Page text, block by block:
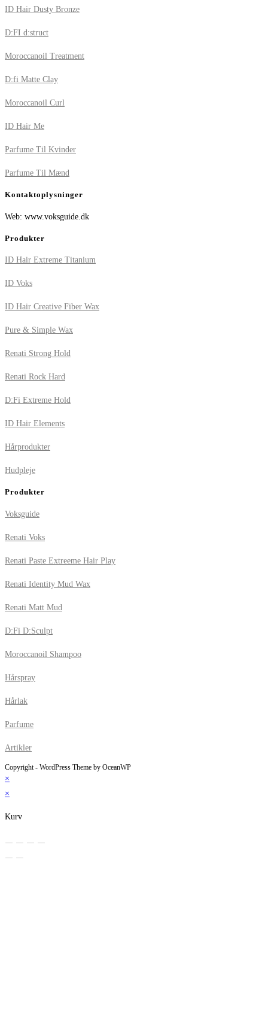
ID Hair Dusty Bronze
D:FI d:struct
Moroccanoil Treatment
D:fi Matte Clay
Moroccanoil Curl
ID Hair Me
Parfume Til Kvinder
Parfume Til Mænd
Kontaktoplysninger
Web: www.voksguide.dk
Produkter
ID Hair Extreme Titanium
ID Voks
ID Hair Creative Fiber Wax
Pure & Simple Wax
Renati Strong Hold
Renati Rock Hard
D:Fi Extreme Hold
ID Hair Elements
Hårprodukter
Hudpleje
Produkter
Voksguide
Renati Voks
Renati Paste Extreeme Hair Play
Renati Identity Mud Wax
Renati Matt Mud
D:Fi D:Sculpt
Moroccanoil Shampoo
Hårspray
Hårlak
Parfume
Artikler
Copyright - WordPress Theme by OceanWP
×
×
Kurv